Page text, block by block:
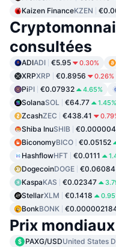
Kaizen FinanceKZEN
consultées
ADIADI €5.95 0.30%
XRPXRP €0.8956 0.26%
PiPI €0.07932 4.65%
SolanaSOL €64.77 1.45%
ZcashZEC €438.41
Shiba InuSHIB
BiconomyBICO €0.05152
HashflowHFT €0.0111
DogecoinDOGE €0.06084
KaspaKAS €0.02347
StellarXLM €0.1418
BonkBONK
Prix
PAXG/USDUnited States